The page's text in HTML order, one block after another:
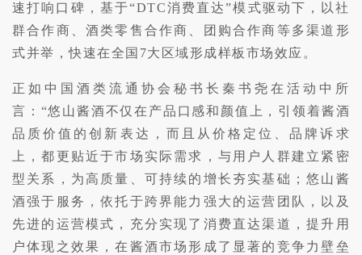
速打响口碑，基于“DTC消费直达”模式驱动下，以社
群合作商、酒类零售合作商、团购合作商等多渠道形
式并举，快速在全国7大区域形成样板市场效应。
正如中国酒类流通协会秘书长秦书尧在活动中所
言：“悠山酱酒不仅在产品口感和颜值上，引领着酱酒
品质价值的创新表达，而且从价格定位、品牌诉求
上，都更贴近于市场实际需求，与用户人群建立紧密
型关系，为高质量、可持续的增长夯实基础；悠山酱
酒强于服务，依托于跨界能力强大的运营团队，以及
先进的运营模式，充分实现了消费直达渠道，提升用
户体现之效果，在酱酒市场形成了显著的竞争力壁垒